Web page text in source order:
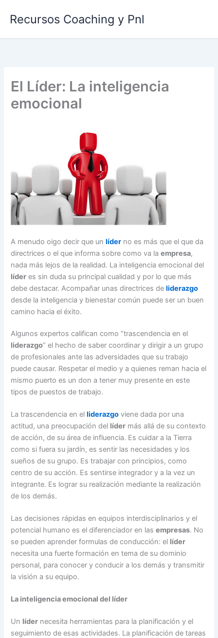
Recursos Coaching y Pnl
El Líder: La inteligencia
emocional
A menudo oigo decir que unlíder no es más que el que da
directrices o el que informa sobre como va laempresa,
nada más lejos de la realidad. La inteligencia emocional del
líder es sin duda su principal cualidad y por lo que más
debe destacar. Acompañar unas directrices deliderazgo
desde la inteligencia y bienestar común puede ser un buen
camino hacia el éxito.
Algunos expertos califican como “trascendencia en el
liderazgo” el hecho de saber coordinar y dirigir a un grupo
de profesionales ante las adversidades que su trabajo
puede causar. Respetar el medio y a quienes reman hacia el
mismo puerto es un don a tener muy presente en este
tipos de puestos de trabajo.
La trascendencia en el liderazgo viene dada por una
actitud, una preocupación del líder más allá de su contexto
de acción, de su área de influencia. Es cuidar a la Tierra
como si fuera su jardín, es sentir las necesidades y los
sueños de su grupo. Es trabajar con principios, como
centro de su acción. Es sentirse integrador y a la vez un
integrante. Es lograr su realización mediante la realización
de los demás.
Las decisiones rápidas en equipos interdisciplinarios y el
potencial humano es el diferenciador en lasempresas. No
se pueden aprender formulas de conducción: el líder
necesita una fuerte formación en tema de su dominio
personal, para conocer y conducir a los demás y transmitir
la visión a su equipo.
La inteligencia emocional del líder
Un líder necesita herramientas para la planificación y el
seguimiento de esas actividades. La planificación de tareas